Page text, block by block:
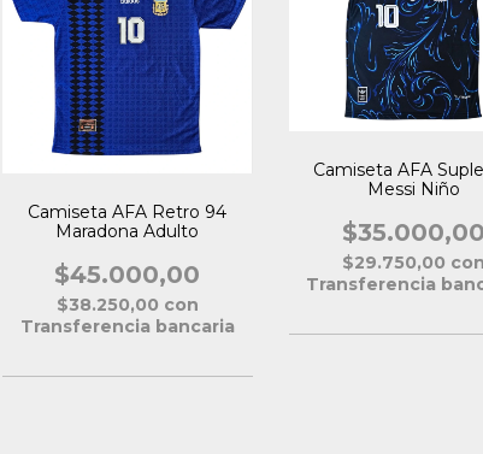
Camiseta AFA Retro 94
Maradona Adulto
$45.000,00
$38.250,00 con
Transferencia bancaria
Camiseta AFA
Messi Niño
$35.000,00
$29.750,00 con
Transferencia